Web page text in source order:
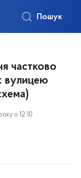
Пошук
частково
вулицею
о 12:10